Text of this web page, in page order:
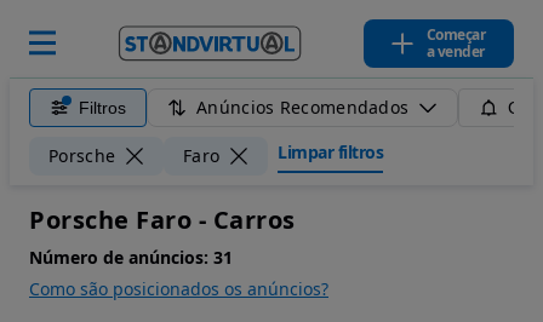
Começar
a vender
Filtros Anúncios Recomendados
Porsche Faro Limpar filtros
Porsche Faro - Carros
Número de anúncios: 31
Como são posicionados os anúncios?